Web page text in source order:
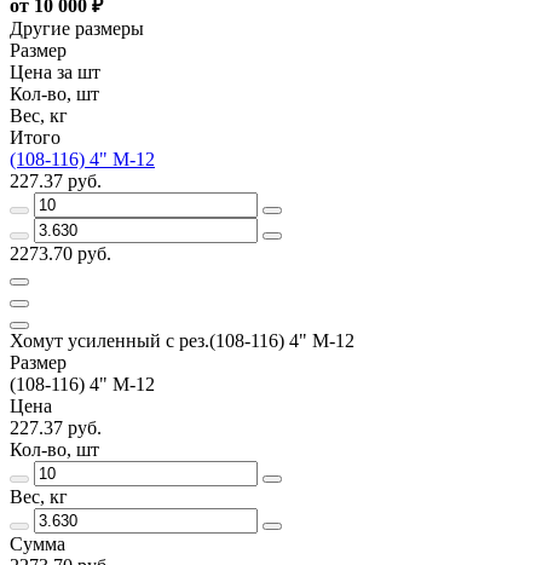
от 10 000 ₽
Другие размеры
Размер
Цена за шт
Кол-во, шт
Вес, кг
Итого
(108-116) 4" М-12
227.37 руб.
2273.70 руб.
Хомут усиленный с рез.(108-116) 4" М-12
Размер
(108-116) 4" М-12
Цена
227.37 руб.
Кол-во, шт
Вес, кг
Сумма